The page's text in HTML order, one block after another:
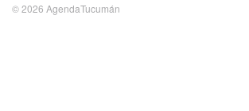
© 2026 AgendaTucumán